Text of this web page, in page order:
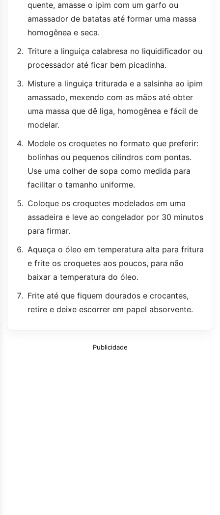
quente, amasse o ipim com um garfo ou
amassador de batatas até formar uma massa
homogênea e seca.
Triture a linguiça calabresa no liquidificador ou
processador até ficar bem picadinha.
Misture a linguiça triturada e a salsinha ao ipim
amassado, mexendo com as mãos até obter
uma massa que dê liga, homogênea e fácil de
modelar.
Modele os croquetes no formato que preferir:
bolinhas ou pequenos cilindros com pontas.
Use uma colher de sopa como medida para
facilitar o tamanho uniforme.
Coloque os croquetes modelados em uma
assadeira e leve ao congelador por 30 minutos
para firmar.
Aqueça o óleo em temperatura alta para fritura
e frite os croquetes aos poucos, para não
baixar a temperatura do óleo.
Frite até que fiquem dourados e crocantes,
retire e deixe escorrer em papel absorvente.
Publicidade